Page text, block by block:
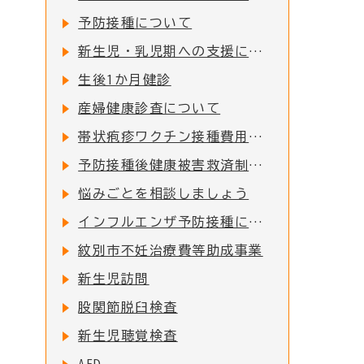
予防接種について
新生児・乳児期への支援について
生後1か月健診
産婦健康診査について
帯状疱疹ワクチン接種費用の一部助成について
予防接種後健康被害救済制度について
悩みごとを相談しましょう
インフルエンザ予防接種について
紋別市不妊治療費等助成事業
新生児訪問
股関節脱臼検査
新生児聴覚検査